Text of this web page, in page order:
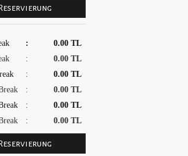
:
0.00 TL
:
0.00 TL
:
0.00 TL
:
0.00 TL
:
0.00 TL
: 0.00 TL